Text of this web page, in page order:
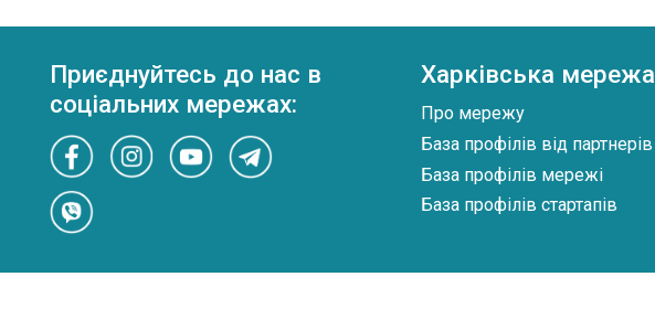
Приєднуйтесь до нас в
соціальних мережах:
Харківська мережа
Про мережу
База профілів від партнерів
База профілів мережі
База профілів стартапів